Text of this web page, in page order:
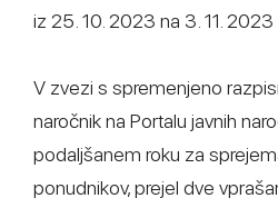
iz 25. 10. 2023 na 3. 11.
V zvezi s spremenjeno
naročnik na Portalu javnih
podaljšanem roku za
ponudnikov, prejel dve